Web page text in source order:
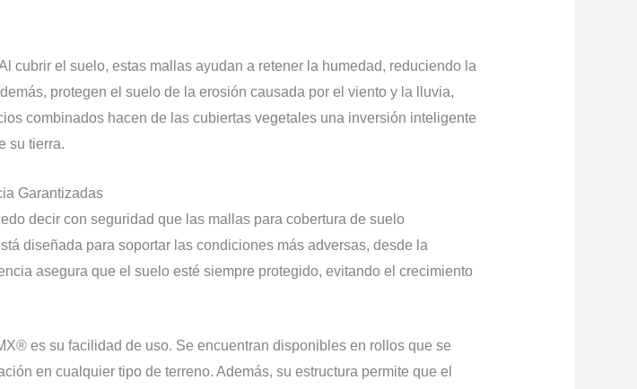
cubrir el suelo, estas mallas ayudan a retener la humedad, reduciendo la
protegen el suelo de la erosión causada por el viento y la lluvia,
combinados hacen de las cubiertas vegetales una inversión inteligente
su tierra.
Garantizadas
decir con seguridad que las mallas para cobertura de suelo
diseñada para soportar las condiciones más adversas, desde la
asegura que el suelo esté siempre protegido, evitando el crecimiento
es su facilidad de uso. Se encuentran disponibles en rollos que se
en cualquier tipo de terreno. Además, su estructura permite que el